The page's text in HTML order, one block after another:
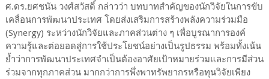
ศ.ดร.ยศชนัน วงศ์สวัสดิ์ กล่าวว่า บทบาทสำคัญของนักวิจัยในการขับ
เคลื่อนการพัฒนาประเทศ โดยส่งเสริมการสร้างพลังความร่วมมือ
(Synergy) ระหว่างนักวิจัยและภาคส่วนต่าง ๆ เพื่อบูรณาการองค์
ความรู้และต่อยอดสู่การใช้ประโยชน์อย่างเป็นรูปธรรม พร้อมทั้งเน้น
ย้ำว่าการพัฒนาประเทศจำเป็นต้องอาศัยเป้าหมายร่วมและการมีส่วน
ร่วมจากทุกภาคส่วน มากกว่าการพึ่งพาทรัพยากรหรือทุนวิจัยเพียง